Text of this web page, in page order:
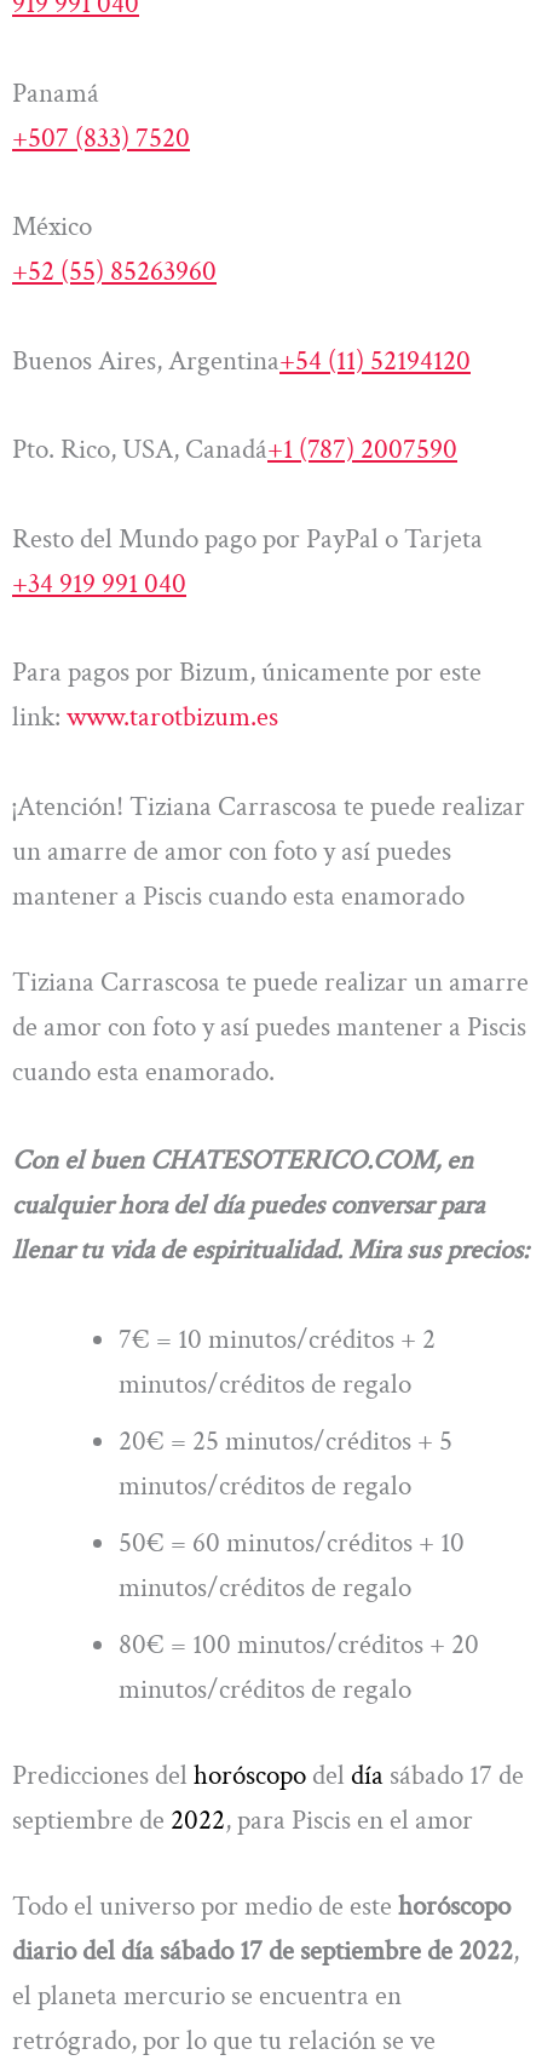
Panamá
+507 (833) 7520
México
+52 (55) 85263960
Buenos Aires, Argentina+54 (11) 52194120
Pto. Rico, USA, Canadá+1 (787) 2007590
Resto del Mundo pago por PayPal o Tarjeta
+34 919 991 040
Para pagos por Bizum, únicamente por este
link: www.tarotbizum.es
¡Atención! Tiziana Carrascosa te puede realizar
un amarre de amor con foto y así puedes
mantener a Piscis cuando esta enamorado
Tiziana Carrascosa te puede realizar un amarre
de amor con foto y así puedes mantener a Piscis
cuando esta enamorado.
Con el buen CHATESOTERICO.COM, en
cualquier hora del día puedes conversar para
llenar tu vida de espiritualidad. Mira sus precios:
7€ = 10 minutos/créditos + 2
minutos/créditos de regalo
20€ = 25 minutos/créditos + 5
minutos/créditos de regalo
50€ = 60 minutos/créditos + 10
minutos/créditos de regalo
80€ = 100 minutos/créditos + 20
minutos/créditos de regalo
Predicciones del horóscopo del día sábado 17 de
septiembre de 2022, para Piscis en el amor
Todo el universo por medio de este horóscopo
diario del día sábado 17 de septiembre de 2022,
el planeta mercurio se encuentra en
retrógrado, por lo que tu relación se ve